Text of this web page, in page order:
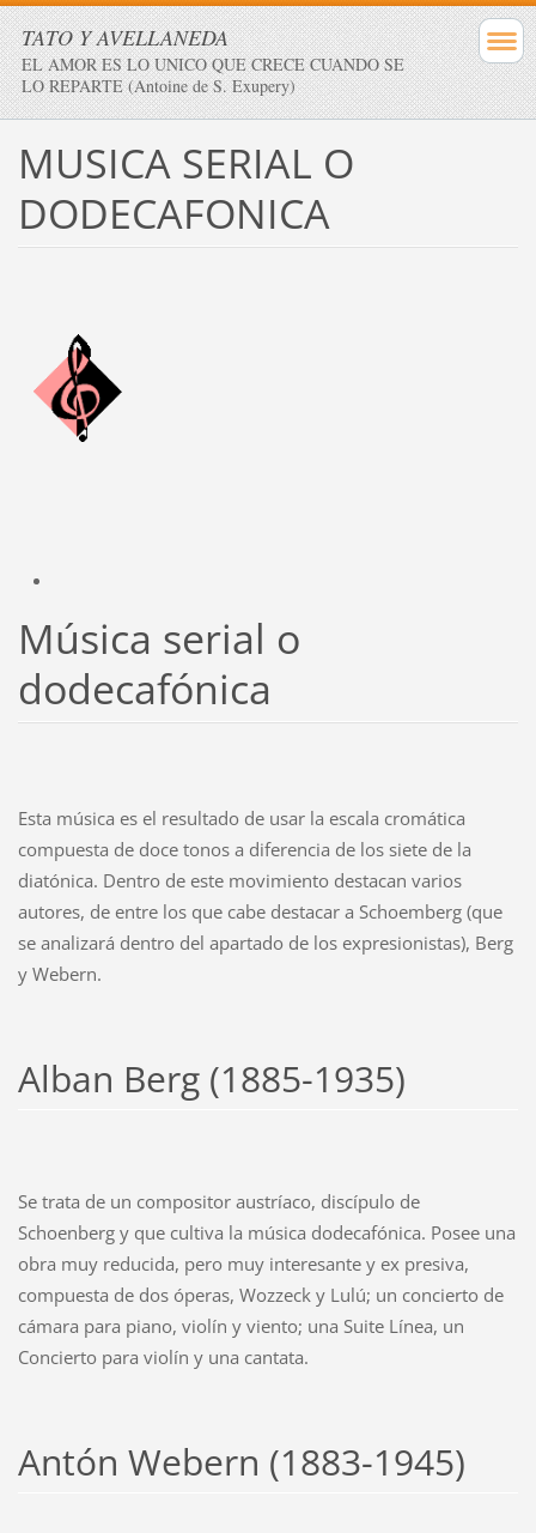
TATO Y AVELLANEDA
EL AMOR ES LO UNICO QUE CRECE CUANDO SE
LO REPARTE (Antoine de S. Exupery)
MUSICA SERIAL O
DODECAFONICA
Música serial o
dodecafónica
Esta música es el resultado de usar la escala cromática
compuesta de doce tonos a diferencia de los siete de la
diatónica. Dentro de este movimiento destacan varios
autores, de entre los que cabe destacar a Schoemberg (que
se analizará dentro del apartado de los expresionistas), Berg
y Webern.
Alban Berg (1885-1935)
Se trata de un compositor austríaco, discípulo de
Schoenberg y que cultiva la música dodecafónica. Posee una
obra muy reducida, pero muy interesante y ex presiva,
compuesta de dos óperas, Wozzeck y Lulú; un concierto de
cámara para piano, violín y viento; una Suite Línea, un
Concierto para violín y una cantata.
Antón Webern (1883-1945)